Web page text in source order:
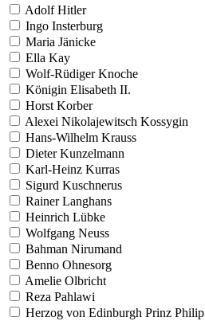
Adolf Hitler
Ingo Insterburg
Maria Jänicke
Ella Kay
Wolf-Rüdiger Knoche
Königin Elisabeth II.
Horst Korber
Alexei Nikolajewitsch Kossygin
Hans-Wilhelm Krauss
Dieter Kunzelmann
Karl-Heinz Kurras
Sigurd Kuschnerus
Rainer Langhans
Heinrich Lübke
Wolfgang Neuss
Bahman Nirumand
Benno Ohnesorg
Amelie Olbricht
Reza Pahlawi
Herzog von Edinburgh Prinz Philip